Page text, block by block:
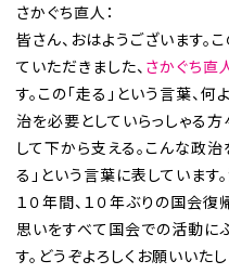
さかぐち直人：
皆さん、おはようございます。
ていただきました、 さかぐち直
す。この「走る」という言葉、
治を必要としていらっしゃる
して下から支える。こんな政治
る」という言葉に表しています
１０年間、１０年ぶりの国会復
思いをすべて国会での活動に
す。どうぞよろしくお願いいたし